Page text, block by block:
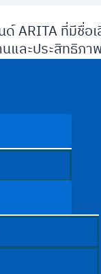
ARITA ที่มีชื่อเ
และประสิทธิภา